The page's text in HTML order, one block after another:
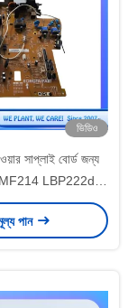
ভিডিও
সাপ্লাই বোর্ড জন্য
LBP222dn
LBP226dw
LBP228x
পান